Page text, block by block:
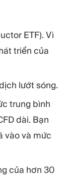
ETF). Vì
triển của
lướt sóng.
trung bình
dài. Bạn
vào và mức
của hơn 30